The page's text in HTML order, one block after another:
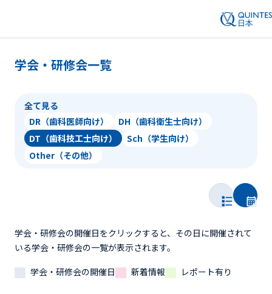
学会・研修会一覧
全て見る
DR（歯科医師向け）
DH（歯科衛生士向け）
DT（歯科技工士向け）
Sch（学生向け）
Other（その他）
学会・研修会の開催日をクリックすると、その日に開催されて
いる学会・研修会の一覧が表示されます。
学会・研修会の開催日
新着情報 レポート有り